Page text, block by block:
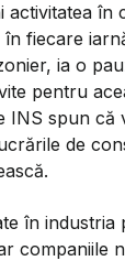
activitatea în
fiecare
ia o
pentru
INS spun
de
în
companiile